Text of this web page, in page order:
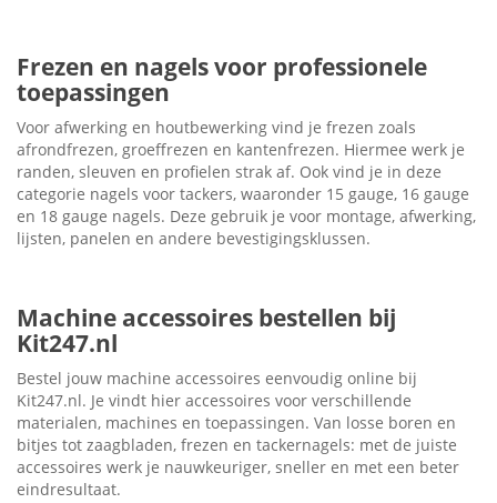
Frezen en nagels voor professionele
toepassingen
Voor afwerking en houtbewerking vind je frezen zoals
afrondfrezen, groeffrezen en kantenfrezen. Hiermee werk je
randen, sleuven en profielen strak af. Ook vind je in deze
categorie nagels voor tackers, waaronder 15 gauge, 16 gauge
en 18 gauge nagels. Deze gebruik je voor montage, afwerking,
lijsten, panelen en andere bevestigingsklussen.
Machine accessoires bestellen bij
Kit247.nl
Bestel jouw machine accessoires eenvoudig online bij
Kit247.nl. Je vindt hier accessoires voor verschillende
materialen, machines en toepassingen. Van losse boren en
bitjes tot zaagbladen, frezen en tackernagels: met de juiste
accessoires werk je nauwkeuriger, sneller en met een beter
eindresultaat.